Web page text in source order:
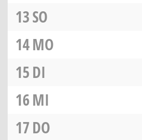
13SO
14MO
15DI
16MI
17DO